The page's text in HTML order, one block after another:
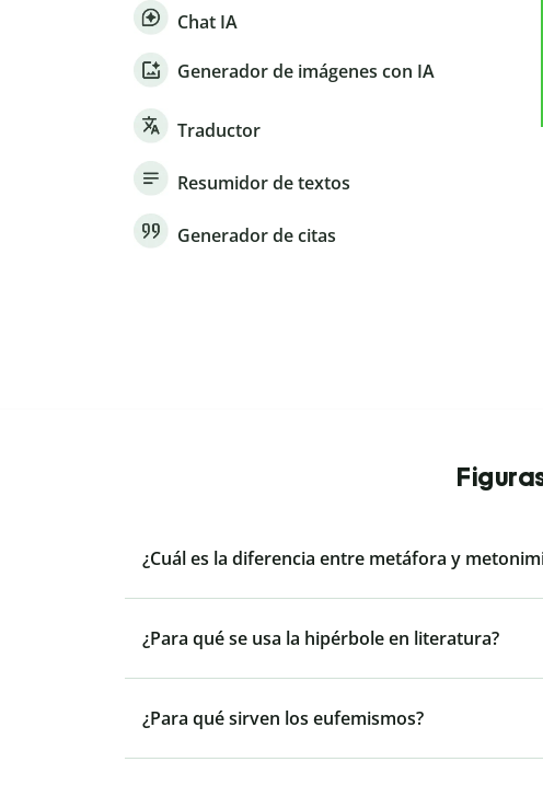
Chat IA
Generador de imágenes con IA
Traductor
Resumidor de textos
Generador de citas
¿Cuál es la diferencia entre metáfora y
¿Para qué se usa la hipérbole en literatura?
¿Para qué sirven los eufemismos?